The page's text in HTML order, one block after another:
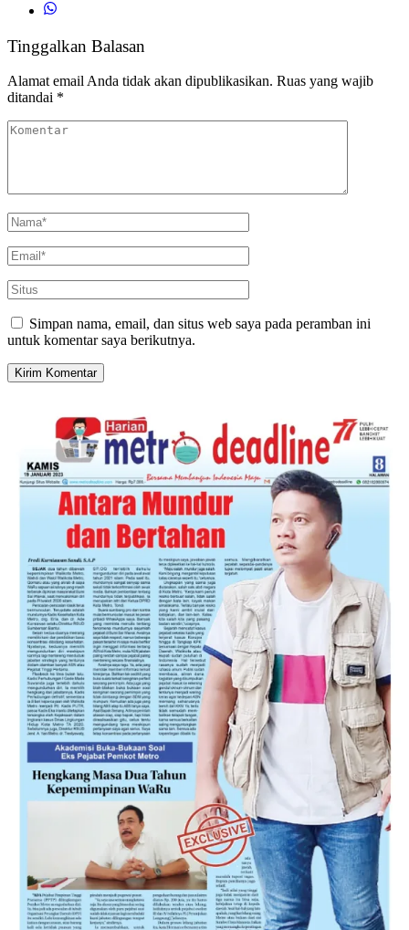
Tinggalkan Balasan
Alamat email Anda tidak akan dipublikasikan. Ruas yang wajib
ditandai *
Simpan nama, email, dan situs web saya pada peramban ini
untuk komentar saya berikutnya.